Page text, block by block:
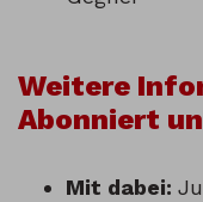
Weitere
Abonniert
Mit dabei: